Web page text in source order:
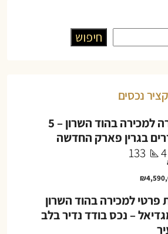
חיפוש
נכסים
דירה למכירה בהוד השרון – 5
בגרין פארק החדשה
4
133
פרטי למכירה בהוד השרון
– נכס בודד נדיר בלב